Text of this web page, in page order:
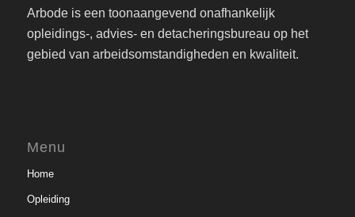
Arbode is een toonaangevend onafhankelijk
opleidings-, advies- en detacheringsbureau op het
gebied van arbeidsomstandigheden en kwaliteit.
Menu
Home
Opleiding